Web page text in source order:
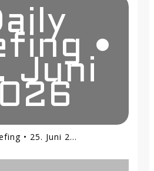
•
Juni
Daily Briefing • 25. Juni 2026